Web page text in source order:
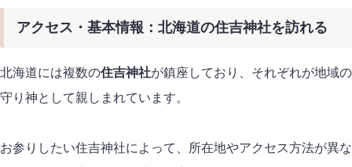
アクセス・基本情報：北海道の住吉神社を訪れる
北海道には複数の住吉神社が鎮座しており、それぞれが地域の
守り神として親しまれています。
お参りしたい住吉神社によって、所在地やアクセス方法が異な